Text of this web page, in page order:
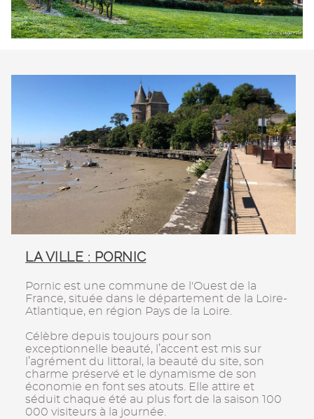
LA VILLE : PORNIC
Pornic est une commune de l'Ouest de la
France, située dans le département de la Loire-
Atlantique, en région Pays de la Loire.
Célèbre depuis toujours pour son
exceptionnelle beauté, l’accent est mis sur
l’agrément du littoral, la beauté du site, son
charme préservé et le dynamisme de son
économie en font ses atouts. Elle attire et
séduit chaque été au plus fort de la saison 100
000 visiteurs à la journée.